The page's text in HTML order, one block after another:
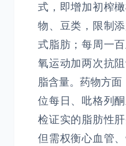
式，即增加初榨
物、豆类，限制
式脂肪；每周一
氧运动加两次抗
脂含量。药物方
位每日、吡格列
检证实的脂肪性
但需权衡心血管